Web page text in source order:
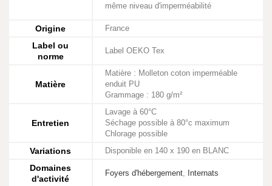
même niveau d'imperméabilité
Origine France
Label ou
norme
Label OEKO Tex
Matière
Matière : Molleton coton imperméable
enduit PU
Grammage : 180 g/m²
Entretien
Lavage à 60°C
Séchage possible à 80°c maximum
Chlorage possible
Variations Disponible en 140 x 190 en BLANC
Domaines
d'activité
Foyers d'hébergement, Internats